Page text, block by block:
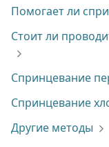
Помогает ли
Стоит ли
Спринцевание
Спринцевание
Другие методы